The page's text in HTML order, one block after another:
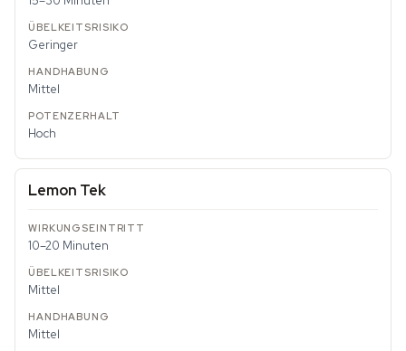
Geringer
Mittel
Hoch
Lemon Tek
10–20 Minuten
Mittel
Mittel